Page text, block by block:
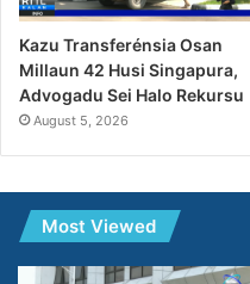
Kazu Transferénsia Osan
Millaun 42 Husi Singapura,
Advogadu Sei Halo Rekursu
August 5, 2026
Most Viewed